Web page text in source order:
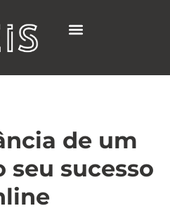
de um
seu sucesso